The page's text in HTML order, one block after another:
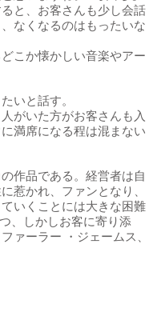
と、お客さんも少し会話
なくなるのはもったいな
こか懐かしい音楽やアー
いと話す。
がいた方がお客さんも入
満席になる程は混まない
作品である。経営者は自
惹かれ、ファンとなり、
いくことには大きな困難
、しかしお客に寄り添
ァーラー ・ジェームス、